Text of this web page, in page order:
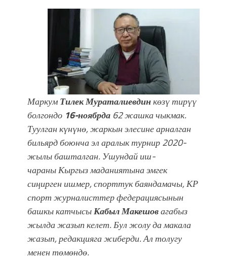
МаркумТилек Мураталиевдинкөзү тирүү
болгондо 16-ноябрда 62 жашка чыкмак.
Туулган күнүнө, жаркын элесине арналган
бильярд боюнча эл аралык турнир 2020-
жылы башталган. Ушундай иш-
чараныКыргыз маданиятына эмгек
сиңирген ишмер, спорттук баяндамачы, КР
спорт журналисттер федерациясынын
башкы катчысыКабыл Макешовагабыз
жылда жазып келет. Бул жолу да макала
жазып, редакцияга жиберди. Ал толугу
менен төмөндө.